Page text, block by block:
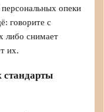
опеки
говорите с
либо снимает
их.